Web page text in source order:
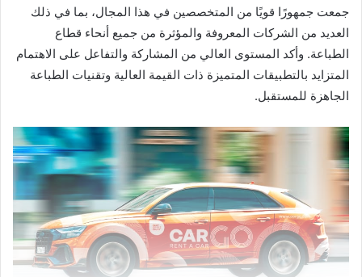
جمعت جمهورًا قويًا من المتخصصين في هذا المجال، بما في ذلك
العديد من الشركات المعروفة والمؤثرة من جميع أنحاء قطاع
الطباعة. وأكد المستوى العالي من المشاركة والتفاعل على الاهتمام
المتزايد بالتطبيقات المتميزة ذات القيمة العالية وتقنيات الطباعة
الجاهزة للمستقبل.